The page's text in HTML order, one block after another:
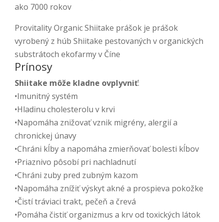
ako 7000 rokov
Provitality Organic Shiitake prášok je prášok
vyrobený z húb Shiitake pestovaných v organických
substrátoch ekofarmy v Číne
Prínosy
Shiitake môže kladne ovplyvniť:
•Imunitný systém
•Hladinu cholesterolu v krvi
•Napomáha znižovať vznik migrény, alergií a
chronickej únavy
•Chráni kĺby a napomáha zmierňovať bolesti kĺbov
•Priaznivo pôsobí pri nachladnutí
•Chráni zuby pred zubným kazom
•Napomáha znížiť výskyt akné a prospieva pokožke
•Čistí tráviaci trakt, pečeň a črevá
•Pomáha čistiť organizmus a krv od toxických látok